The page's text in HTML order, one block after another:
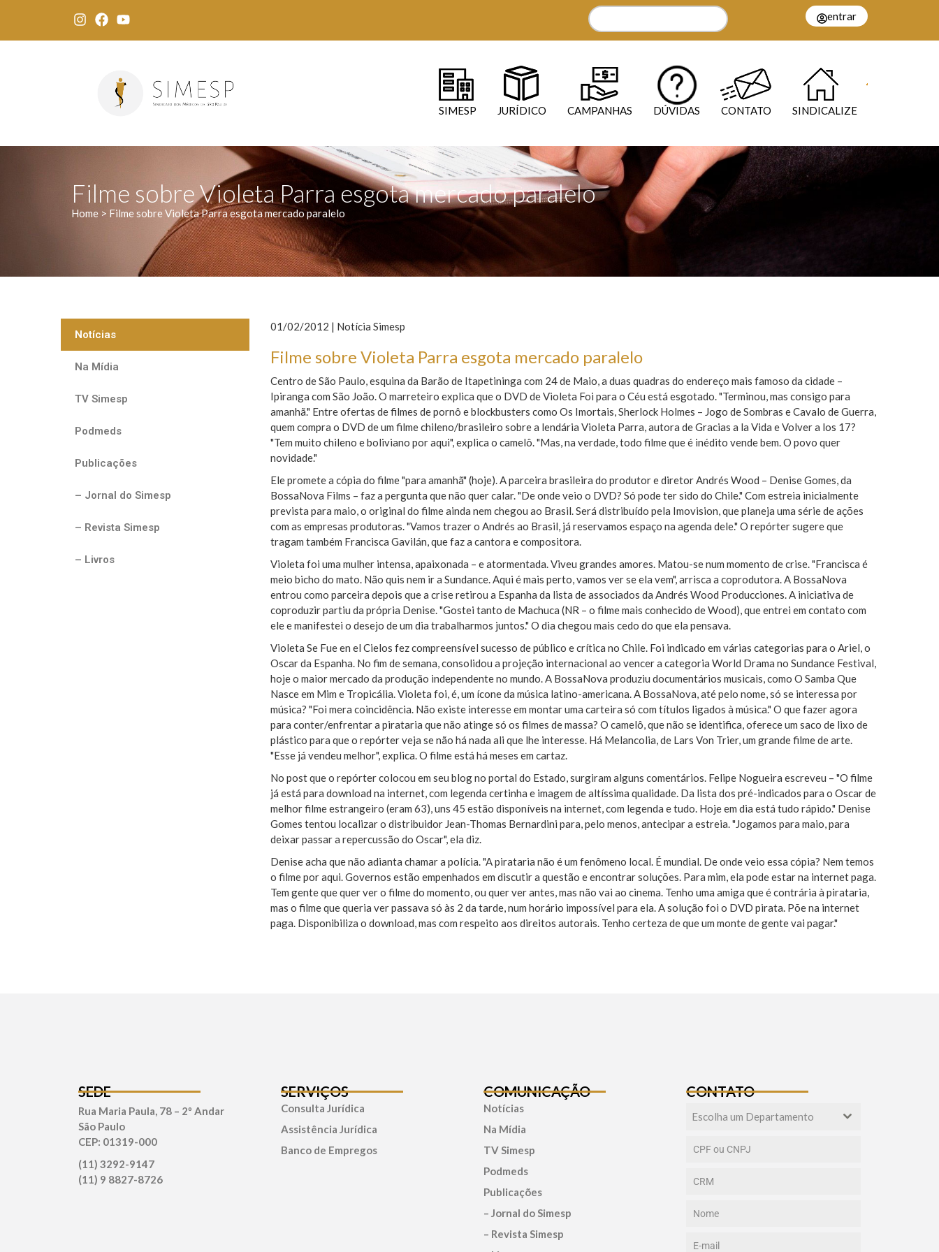
entrar
SIMESP JURÍDICO CAMPANHAS DÚVIDAS CONTATO SINDICALIZE
Filme sobre Violeta Parra esgota mercado paralelo
Home > Filme sobre Violeta Parra esgota mercado paralelo
Notícias
Na Mídia
TV Simesp
Podmeds
Publicações
– Jornal do Simesp
– Revista Simesp
– Livros
01/02/2012 | Notícia Simesp
Filme sobre Violeta Parra esgota mercado paralelo
Centro de São Paulo, esquina da Barão de Itapetininga com 24 de Maio, a duas quadras do endereço mais famoso da cidade –
Ipiranga com São João. O marreteiro explica que o DVD de Violeta Foi para o Céu está esgotado. "Terminou, mas consigo para
amanhã." Entre ofertas de filmes de pornô e blockbusters como Os Imortais, Sherlock Holmes – Jogo de Sombras e Cavalo de Guerra,
quem compra o DVD de um filme chileno/brasileiro sobre a lendária Violeta Parra, autora de Gracias a la Vida e Volver a los 17?
"Tem muito chileno e boliviano por aqui", explica o camelô. "Mas, na verdade, todo filme que é inédito vende bem. O povo quer
novidade."
Ele promete a cópia do filme "para amanhã" (hoje). A parceira brasileira do produtor e diretor Andrés Wood – Denise Gomes, da
BossaNova Films – faz a pergunta que não quer calar. "De onde veio o DVD? Só pode ter sido do Chile." Com estreia inicialmente
prevista para maio, o original do filme ainda nem chegou ao Brasil. Será distribuído pela Imovision, que planeja uma série de ações
com as empresas produtoras. "Vamos trazer o Andrés ao Brasil, já reservamos espaço na agenda dele." O repórter sugere que
tragam também Francisca Gavilán, que faz a cantora e compositora.
Violeta foi uma mulher intensa, apaixonada – e atormentada. Viveu grandes amores. Matou-se num momento de crise. "Francisca é
meio bicho do mato. Não quis nem ir a Sundance. Aqui é mais perto, vamos ver se ela vem", arrisca a coprodutora. A BossaNova
entrou como parceira depois que a crise retirou a Espanha da lista de associados da Andrés Wood Producciones. A iniciativa de
coproduzir partiu da própria Denise. "Gostei tanto de Machuca (NR – o filme mais conhecido de Wood), que entrei em contato com
ele e manifestei o desejo de um dia trabalharmos juntos." O dia chegou mais cedo do que ela pensava.
Violeta Se Fue en el Cielos fez compreensível sucesso de público e crítica no Chile. Foi indicado em várias categorias para o Ariel, o
Oscar da Espanha. No fim de semana, consolidou a projeção internacional ao vencer a categoria World Drama no Sundance Festival,
hoje o maior mercado da produção independente no mundo. A BossaNova produziu documentários musicais, como O Samba Que
Nasce em Mim e Tropicália. Violeta foi, é, um ícone da música latino-americana. A BossaNova, até pelo nome, só se interessa por
música? "Foi mera coincidência. Não existe interesse em montar uma carteira só com títulos ligados à música." O que fazer agora
para conter/enfrentar a pirataria que não atinge só os filmes de massa? O camelô, que não se identifica, oferece um saco de lixo de
plástico para que o repórter veja se não há nada ali que lhe interesse. Há Melancolia, de Lars Von Trier, um grande filme de arte.
"Esse já vendeu melhor", explica. O filme está há meses em cartaz.
No post que o repórter colocou em seu blog no portal do Estado, surgiram alguns comentários. Felipe Nogueira escreveu – "O filme
já está para download na internet, com legenda certinha e imagem de altíssima qualidade. Da lista dos pré-indicados para o Oscar de
melhor filme estrangeiro (eram 63), uns 45 estão disponíveis na internet, com legenda e tudo. Hoje em dia está tudo rápido." Denise
Gomes tentou localizar o distribuidor Jean-Thomas Bernardini para, pelo menos, antecipar a estreia. "Jogamos para maio, para
deixar passar a repercussão do Oscar", ela diz.
Denise acha que não adianta chamar a polícia. "A pirataria não é um fenômeno local. É mundial. De onde veio essa cópia? Nem temos
o filme por aqui. Governos estão empenhados em discutir a questão e encontrar soluções. Para mim, ela pode estar na internet paga.
Tem gente que quer ver o filme do momento, ou quer ver antes, mas não vai ao cinema. Tenho uma amiga que é contrária à pirataria,
mas o filme que queria ver passava só às 2 da tarde, num horário impossível para ela. A solução foi o DVD pirata. Põe na internet
paga. Disponibiliza o download, mas com respeito aos direitos autorais. Tenho certeza de que um monte de gente vai pagar."
SEDE
Rua Maria Paula, 78 – 2º Andar
São Paulo
CEP: 01319-000
(11) 3292-9147
(11) 9 8827-8726
SERVIÇOS
Consulta Jurídica
Assistência Jurídica
Banco de Empregos
COMUNICAÇÃO
Notícias
Na Mídia
TV Simesp
Podmeds
Publicações
– Jornal do Simesp
– Revista Simesp
CONTATO
Escolha um Departamento